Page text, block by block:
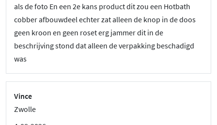
als de foto En een 2e kans product dit zou een Hotbath
cobber afbouwdeel echter zat alleen de knop in de doos
geen kroon en geen roset erg jammer dit in de
beschrijving stond dat alleen de verpakking beschadigd
was
Vince
Zwolle